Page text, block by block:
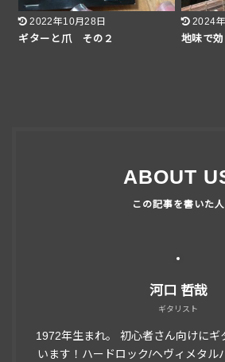
2022年10月28日
ギターと爪 その２
2024
地味で効
ABOUT
河口 哲哉
ギタリスト
1972年生まれ。 初心者さん向けにギ
います！ハードロック/ヘヴィメタル